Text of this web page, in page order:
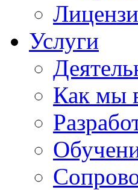
Услуги
Как мы